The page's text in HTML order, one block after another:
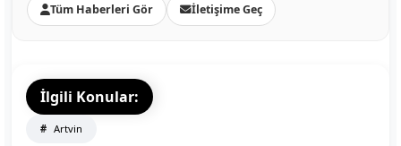
Tüm Haberleri Gör İletişime Geç
İlgili Konular:
Artvin